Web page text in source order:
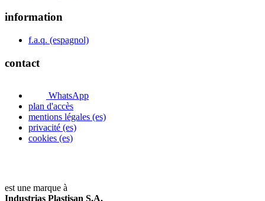
information
f.a.q. (espagnol)
contact
WhatsApp
plan d'accès
mentions légales (es)
privacité (es)
cookies (es)
est une marque à
Industrias Plastisan S.A.